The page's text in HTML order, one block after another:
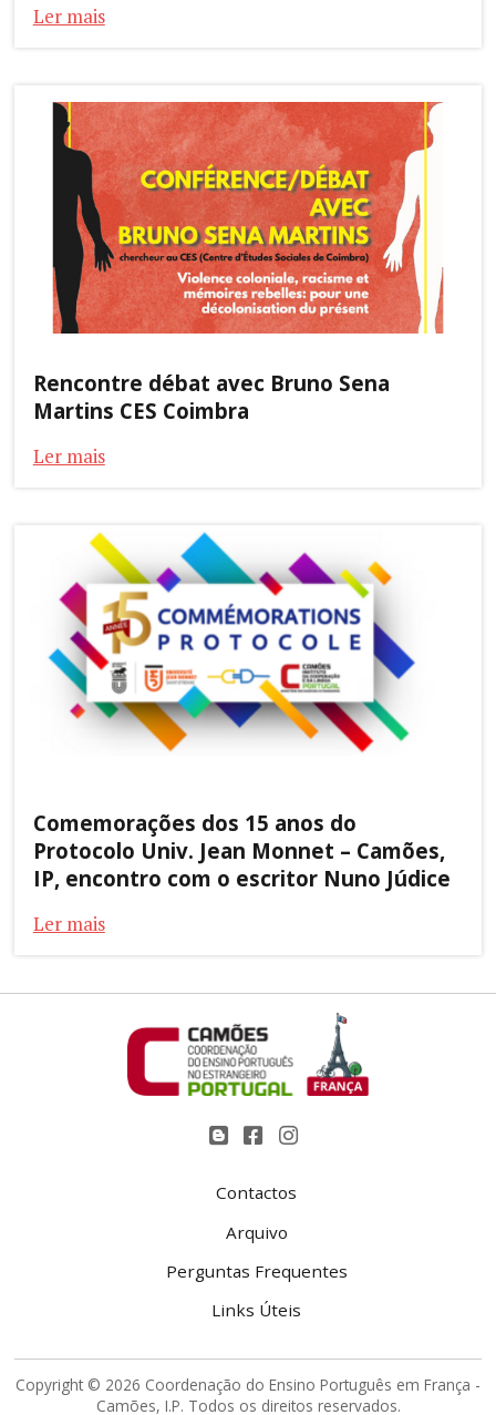
Ler mais
Rencontre débat avec Bruno Sena
Martins CES Coimbra
Ler mais
Comemorações dos 15 anos do
Protocolo Univ. Jean Monnet – Camões,
IP, encontro com o escritor Nuno Júdice
Ler mais
Contactos
Arquivo
Perguntas Frequentes
Links Úteis
Copyright © 2026 Coordenação do Ensino Português em França -
Camões, I.P. Todos os direitos reservados.